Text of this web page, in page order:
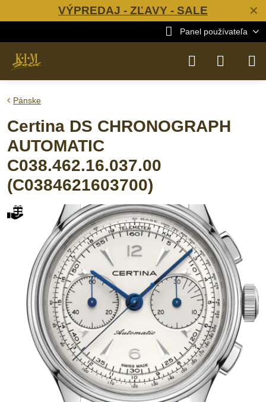
✕
VÝPREDAJ - ZĽAVY - SALE
Panel používateľa
Pánske
Certina DS CHRONOGRAPH
AUTOMATIC
C038.462.16.037.00
(C0384621603700)